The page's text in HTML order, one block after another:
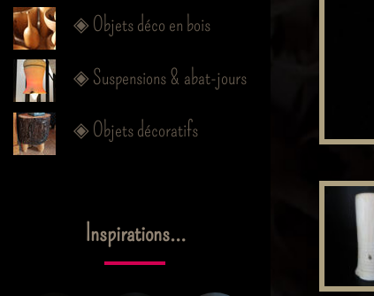
◈ Objets déco en bois
◈ Suspensions & abat-jours
◈ Objets décoratifs
Inspirations…